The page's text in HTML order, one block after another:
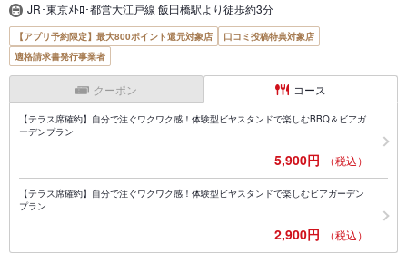
JR･東京ﾒﾄﾛ･都営大江戸線 飯田橋駅より徒歩約3分
【アプリ予約限定】最大800ポイント還元対象店
口コミ投稿特典対象店
適格請求書発行事業者
クーポン コース
【テラス席確約】自分で注ぐワクワク感！体験型ビヤスタンドで楽しむBBQ＆ビアガ
ーデンプラン
5,900円 （税込）
【テラス席確約】自分で注ぐワクワク感！体験型ビヤスタンドで楽しむビアガーデン
プラン
2,900円 （税込）